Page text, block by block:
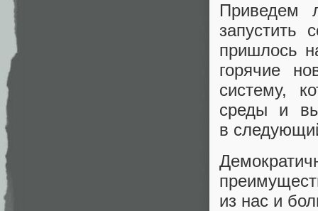
Приведем
запустить
пришлось
горячие
систему,
среды и
в
из нас и